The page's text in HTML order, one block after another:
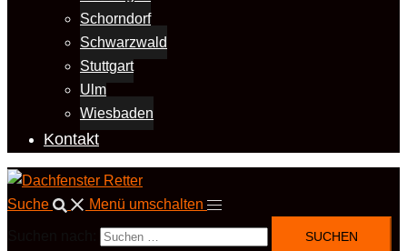
Schorndorf
Schwarzwald
Stuttgart
Ulm
Wiesbaden
Kontakt
Suche Menü umschalten